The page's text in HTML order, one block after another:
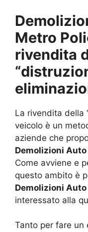
Metro
rivendita
La rivendita della
veicolo è un
aziende che
Demolizioni
Come avviene e
questo ambito è
Demolizioni
interessato alla
Tanto per fare un